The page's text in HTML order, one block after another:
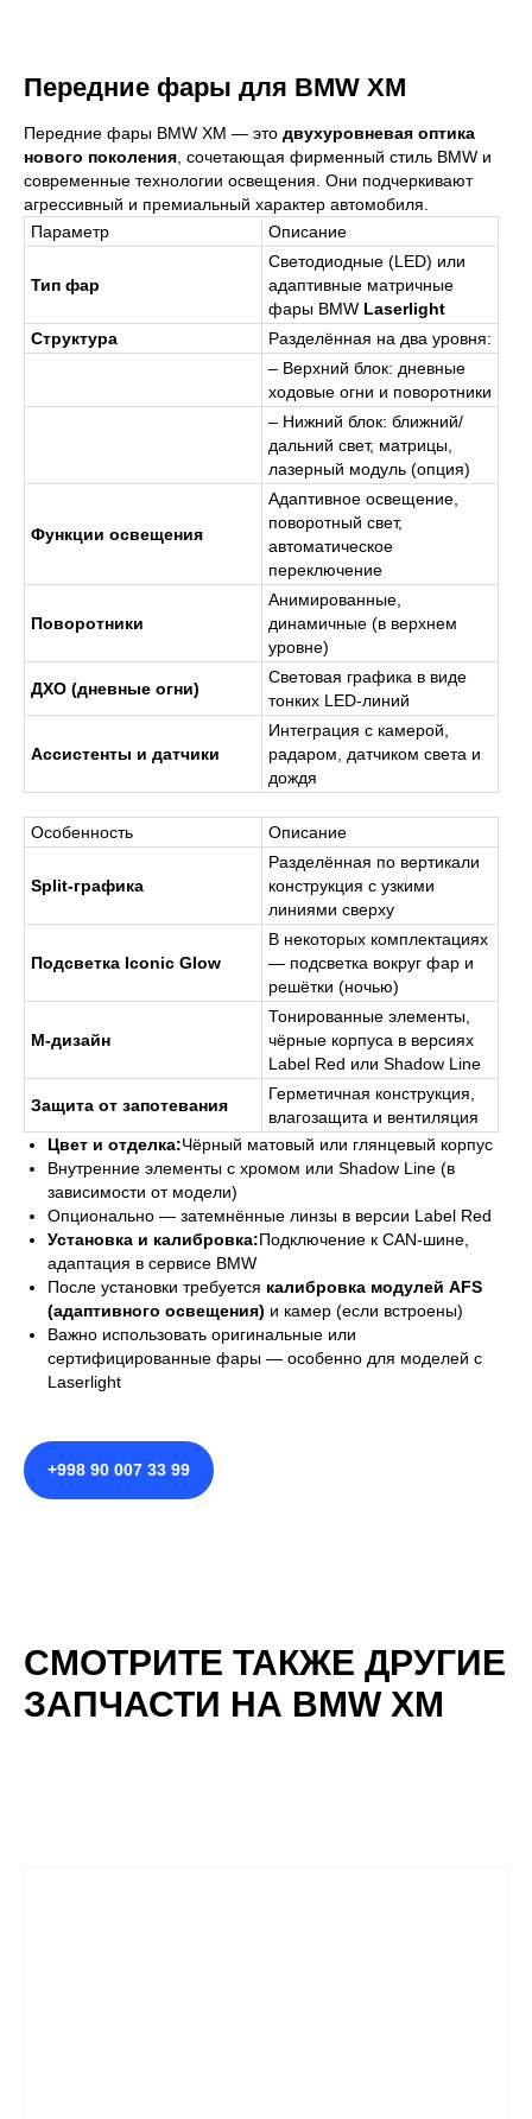
Передние фары для BMW XM
Передние фары BMW XM — это двухуровневая оптика
нового поколения , сочетающая фирменный стиль BMW и
современные технологии освещения. Они подчеркивают
агрессивный и премиальный характер автомобиля.
Параметр
Описание
Тип фар
Светодиодные (LED) или
адаптивные матричные
фары BMW Laserlight
Структура
Разделённая на два уровня:
– Верхний блок: дневные
ходовые огни и поворотники
– Нижний блок: ближний/
дальний свет, матрицы,
лазерный модуль (опция)
Функции освещения
Адаптивное освещение,
поворотный свет,
автоматическое
переключение
Поворотники
Анимированные,
динамичные (в верхнем
уровне)
ДХО (дневные огни)
Световая графика в виде
тонких LED-линий
Ассистенты и датчики
Интеграция с камерой,
радаром, датчиком света и
дождя
Особенность Описание
Split-графика
Разделённая по вертикали
конструкция с узкими
линиями сверху
Подсветка Iconic Glow
В некоторых комплектациях
— подсветка вокруг фар и
решётки (ночью)
M-дизайн
Тонированные элементы,
чёрные корпуса в версиях
Label Red или Shadow Line
Защита от запотевания
Герметичная конструкция,
влагозащита и вентиляция
Цвет и отделка:Чёрный матовый или глянцевый корпус
Внутренние элементы с хромом или Shadow Line (в
зависимости от модели)
Опционально — затемнённые линзы в версии Label Red
Установка и калибровка:Подключение к CAN-шине,
адаптация в сервисе BMW
После установки требуется калибровка модулей AFS
(адаптивного освещения) и камер (если встроены)
Важно использовать оригинальные или
сертифицированные фары — особенно для моделей с
Laserlight
+998 90 007 33 99
СМОТРИТЕ ТАКЖЕ ДРУГИЕ
ЗАПЧАСТИ НА BMW XM